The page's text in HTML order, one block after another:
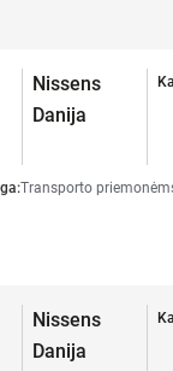
Nissens
Danija
Transporto
Nissens
Danija